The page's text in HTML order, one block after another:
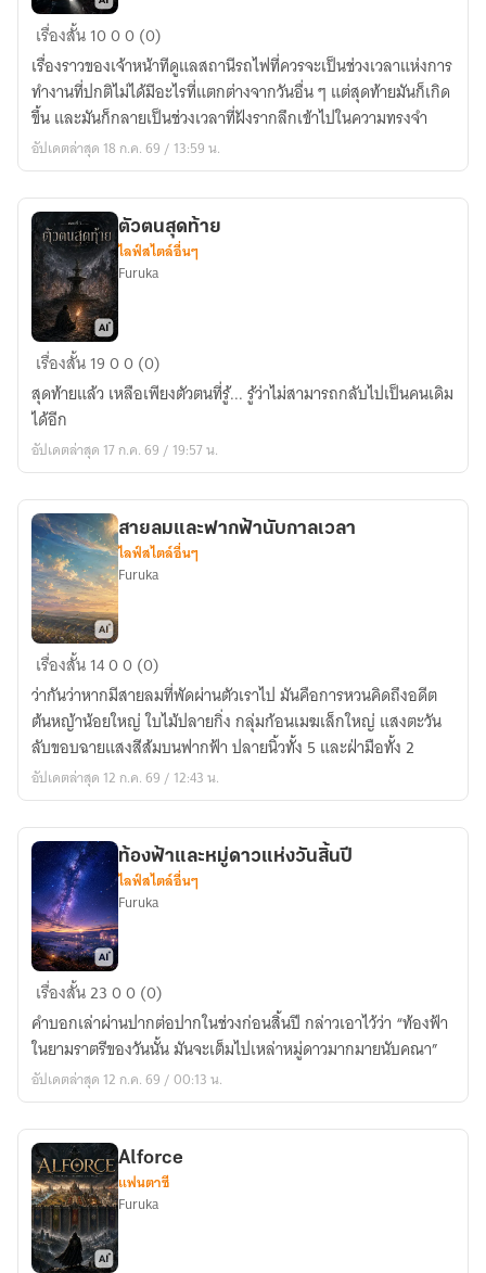
กะ
ดึก
สถานี
มรณะ
เรื่องสั้น1000 (0)
เรื่องราวของเจ้าหน้าทีดูแลสถานีรถไฟที่ควรจะเป็นช่วงเวลาแห่งการ
ทำงานที่ปกติไม่ได้มีอะไรที่แตกต่างจากวันอื่น ๆ แต่สุดท้ายมันก็เกิด
ขึ้น และมันก็กลายเป็นช่วงเวลาที่ฝังรากลึกเข้าไปในความทรงจำ
อัปเดตล่าสุด 18 ก.ค. 69 / 13:59 น.
ตัว
สุดท้าย
ตัวตนสุดท้าย
ไลฟ์สไตล์อื่นๆ
Furuka
เรื่องสั้น1900 (0)
สุดท้ายแล้ว เหลือเพียงตัวตนที่รู้... รู้ว่าไม่สามารถกลับไปเป็นคนเดิม
ได้อีก
อัปเดตล่าสุด 17 ก.ค. 69 / 19:57 น.
สายลม
และ
ฟาก
ฟ้า
นับ
กาล
สายลมและฟากฟ้านับกาลเวลา
ไลฟ์สไตล์อื่นๆ
Furuka
เรื่องสั้น1400 (0)
ว่ากันว่าหากมีสายลมที่พัดผ่านตัวเราไป มันคือการหวนคิดถึงอดีต
ต้นหญ้าน้อยใหญ่ ใบไม้ปลายกิ่ง กลุ่มก้อนเมฆเล็กใหญ่ แสงตะวัน
ลับขอบฉายแสงสีส้มบนฟากฟ้า ปลายนิ้วทั้ง 5 และฝ่ามือทั้ง 2
อัปเดตล่าสุด 12 ก.ค. 69 / 12:43 น.
ท้องฟ้า
และ
หมู่
ดาว
แห่ง
สิ้น
ปี
ท้องฟ้าและหมู่ดาวแห่งวันสิ้นปี
ไลฟ์สไตล์อื่นๆ
Furuka
เรื่องสั้น2300 (0)
คำบอกเล่าผ่านปากต่อปากในช่วงก่อนสิ้นปี กล่าวเอาไว้ว่า “ท้องฟ้า
ในยามราตรีของวันนั้น มันจะเต็มไปเหล่าหมู่ดาวมากมายนับคณา”
อัปเดตล่าสุด 12 ก.ค. 69 / 00:13 น.
Alforce
แฟนตาซี
Furuka